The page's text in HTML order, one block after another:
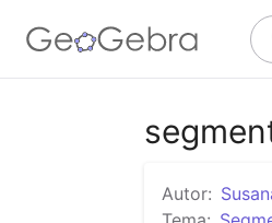
Autor: